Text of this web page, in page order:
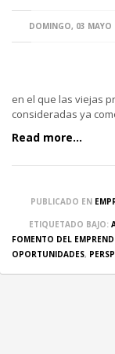
DOMINGO, 03 MAYO
en el que las viejas
consideradas ya
Read more...
PUBLICADO EN
ETIQUETADO BAJO:
FOMENTO DEL
OPORTUNIDADES,